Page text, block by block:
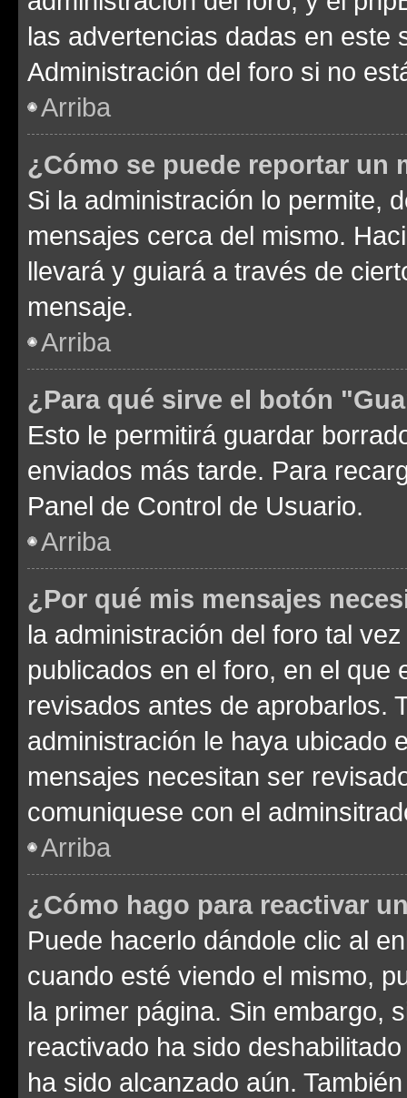
las advertencias dadas en este
Administración del foro si no
Arriba
¿Cómo se puede reportar un
Si la administración lo permite,
mensajes cerca del mismo.
llevará y guiará a través de
mensaje.
Arriba
¿Para qué sirve el botón
Esto le permitirá guardar
enviados más tarde. Para
Panel de Control de Usuario.
Arriba
¿Por qué mis mensajes
la administración del foro tal
publicados en el foro, en el
revisados antes de aprobarlos.
administración le haya ubicado
mensajes necesitan ser
comuniquese con el
Arriba
¿Cómo hago para reactivar
Puede hacerlo dándole clic al
cuando esté viendo el mismo,
la primer página. Sin embargo,
reactivado ha sido
ha sido alcanzado aún.